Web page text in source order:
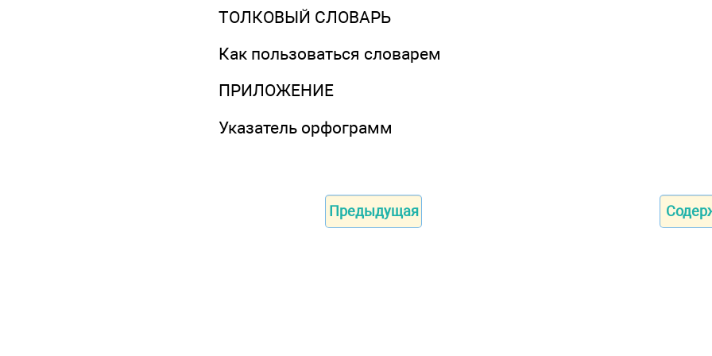
ТОЛКОВЫЙ СЛОВАРЬ
Как пользоваться словарем
ПРИЛОЖЕНИЕ
Указатель орфограмм
Предыдущая